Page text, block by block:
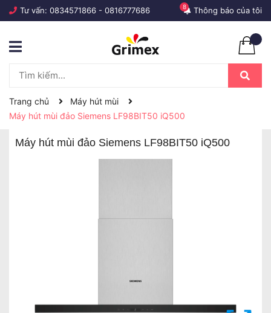
Tư vấn: 0834571866 - 0816777686 Thông báo của tôi
8
Trang chủ
Máy hút mùi
Máy hút mùi đảo Siemens LF98BIT50 iQ500
Máy hút mùi đảo Siemens LF98BIT50 iQ500